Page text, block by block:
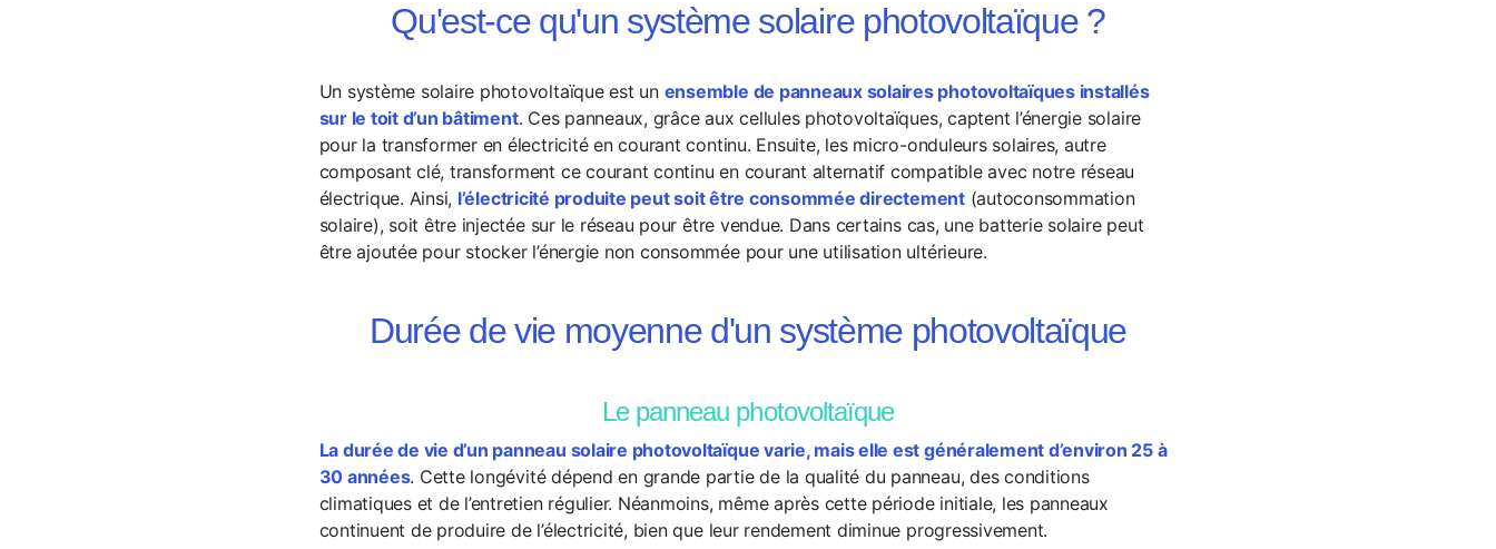
Qu'est-ce qu'un système solaire photovoltaïque ?
Un système solaire photovoltaïque est un ensemble de panneaux solaires photovoltaïques installés
sur le toit d’un bâtiment. Ces panneaux, grâce aux cellules photovoltaïques, captent l’énergie solaire
pour la transformer en électricité en courant continu. Ensuite, les micro-onduleurs solaires, autre
composant clé, transforment ce courant continu en courant alternatif compatible avec notre réseau
électrique. Ainsi, l’électricité produite peut soit être consommée directement(autoconsommation
solaire), soit être injectée sur le réseau pour être vendue. Dans certains cas, une batterie solaire peut
être ajoutée pour stocker l’énergie non consommée pour une utilisation ultérieure.
Durée de vie moyenne d'un système photovoltaïque
Le panneau photovoltaïque
La durée de vie d’un panneau solaire photovoltaïque varie, mais elle est généralement d’environ 25 à
30 années. Cette longévité dépend en grande partie de la qualité du panneau, des conditions
climatiques et de l’entretien régulier. Néanmoins, même après cette période initiale, les panneaux
continuent de produire de l’électricité, bien que leur rendement diminue progressivement.